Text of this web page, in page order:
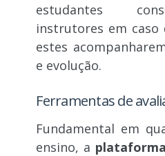
estudantes
instrutores em caso
estes
e evolução.
Ferramentas de
Fundamental em
ensino, a